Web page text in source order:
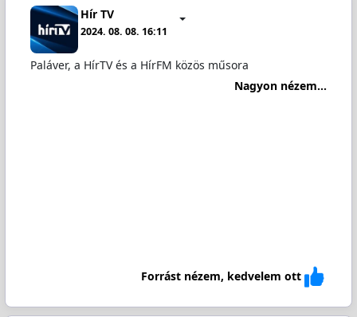
Hír TV
2024. 08. 08. 16:11
Paláver, a HírTV és a HírFM közös műsora
Nagyon nézem...
Forrást nézem, kedvelem ott